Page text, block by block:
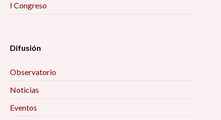
I Congreso
Difusión
Observatorio
Noticias
Eventos